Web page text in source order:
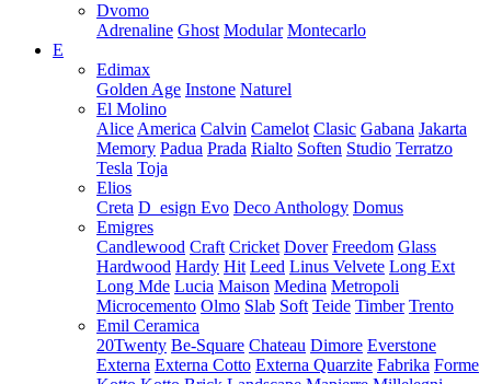
Dvomo
Adrenaline Ghost Modular Montecarlo
E
Edimax
Golden Age Instone Naturel
El Molino
Alice America Calvin Camelot Clasic Gabana Jakarta
Memory Padua Prada Rialto Soften Studio Terratzo
Tesla Toja
Elios
Creta D_esign Evo Deco Anthology Domus
Emigres
Candlewood Craft Cricket Dover Freedom Glass
Hardwood Hardy Hit Leed Linus Velvete Long Ext
Long Mde Lucia Maison Medina Metropoli
Microcemento Olmo Slab Soft Teide Timber Trento
Emil Ceramica
20Twenty Be-Square Chateau Dimore Everstone
Externa Externa Cotto Externa Quarzite Fabrika Forme